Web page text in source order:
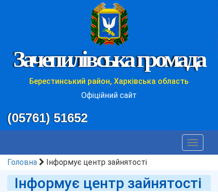
Зачепилівська громада
Берестинський район, Харківська область
Офіційний сайт
(05761) 51652
Toggle
Головна
Інформує центр зайнятості
Інформує центр зайнятості